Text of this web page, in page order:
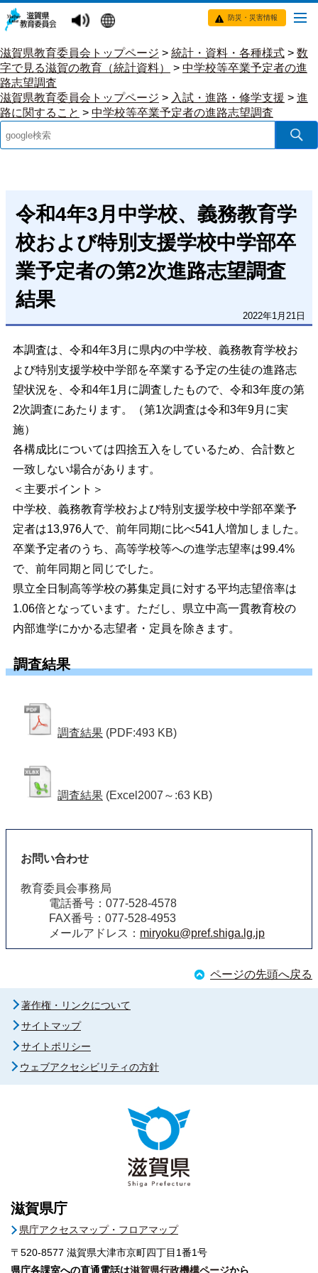
防災・災害情報
滋賀県教育委員会トップページ > 統計・資料・各種様式 > 数
字で見る滋賀の教育（統計資料）
> 中学校等卒業予定者の進
路志望調査
滋賀県教育委員会トップページ > 入試・進路・修学支援 > 進
路に関すること > 中学校等卒業予定者の進路志望調査
令和4年3月中学校、義務教育学
校および特別支援学校中学部卒
業予定者の第2次進路志望調査
結果
2022年1月21日
本調査は、令和4年3月に県内の中学校、義務教育学校お
よび特別支援学校中学部を卒業する予定の生徒の進路志
望状況を、令和4年1月に調査したもので、 令和3年度の第
2次調査にあたります。（第1次調査は令和3年9月に実
施）
各構成比については四捨五入をしているため、合計数と
一致しない場合があります。
＜主要ポイント＞
中学校、義務教育学校および特別支援学校中学部卒業予
定者は13,976人で、前年同期に比べ541人増加しました。
卒業予定者のうち、高等学校等への進学志望率は99.4%
で、前年同期と同じでした。
県立全日制高等学校の募集定員に対する平均志望倍率は
1.06倍となっています。ただし、県立中高一貫教育校の
内部進学にかかる志望者・定員を除きます。
調査結果
調査結果 (PDF:493 KB)
調査結果 (Excel2007～:63 KB)
お問い合わせ
教育委員会事務局
電話番号：077-528-4578
FAX番号：077-528-4953
メールアドレス： miryoku@pref.shiga.lg.jp
ページの先頭へ戻る
著作権・リンクについて
サイトマップ
サイトポリシー
ウェブアクセシビリティの方針
滋賀県庁
県庁アクセスマップ・フロアマップ
〒520-8577 滋賀県大津市京町四丁目1番1号
県庁各課室への直通電話は滋賀県行政機構ページから